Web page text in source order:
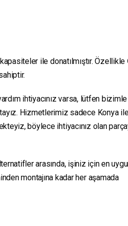
ile donatılmıştır. Özellikle
ihtiyacınız varsa, lütfen
Hizmetlerimiz sadece Konya ile
böylece ihtiyacınız olan
arasında, işiniz için en
montajına kadar her aşamada